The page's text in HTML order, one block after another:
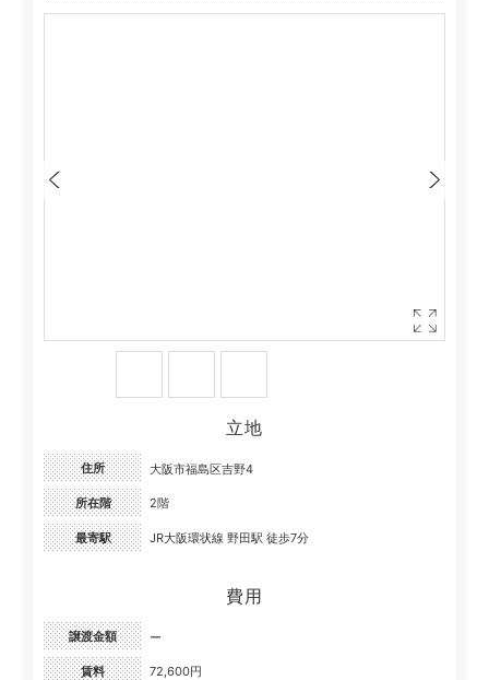
立地
住所 大阪市福島区吉野4
所在階 2階
最寄駅 JR大阪環状線 野田駅 徒歩7分
費用
譲渡金額 ー
賃料 72,600円